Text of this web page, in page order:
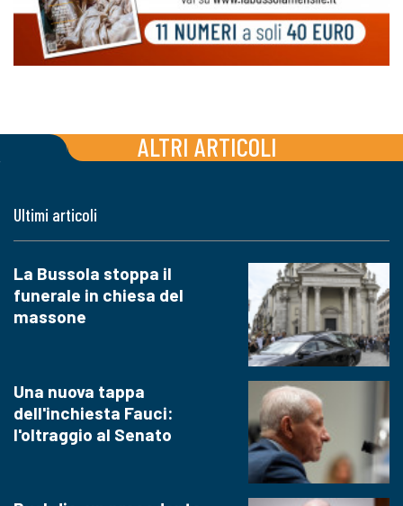
ALTRI ARTICOLI
Ultimi articoli
La Bussola stoppa il
funerale in chiesa del
massone
Una nuova tappa
dell'inchiesta Fauci:
l'oltraggio al Senato